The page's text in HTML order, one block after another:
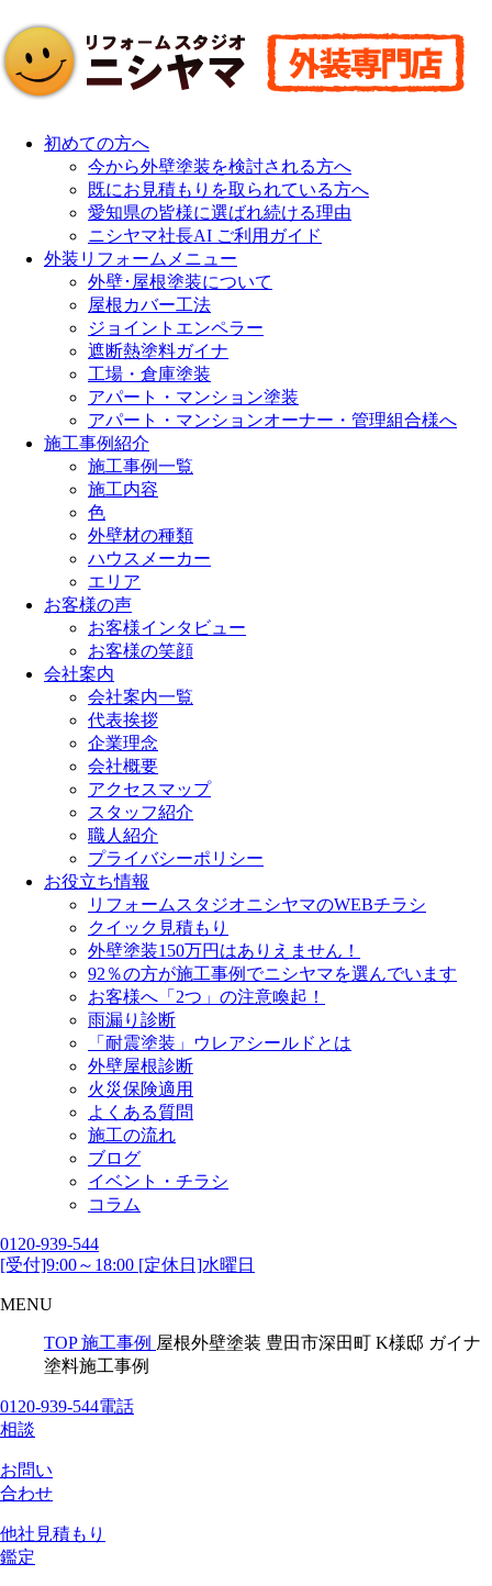
初めての方へ
今から外壁塗装を検討される方へ
既にお見積もりを取られている方へ
愛知県の皆様に選ばれ続ける理由
ニシヤマ社長AI ご利用ガイド
外装リフォームメニュー
外壁･屋根塗装について
屋根カバー工法
ジョイントエンペラー
遮断熱塗料ガイナ
工場・倉庫塗装
アパート・マンション塗装
アパート・マンションオーナー・管理組合様へ
施工事例紹介
施工事例一覧
施工内容
色
外壁材の種類
ハウスメーカー
エリア
お客様の声
お客様インタビュー
お客様の笑顔
会社案内
会社案内一覧
代表挨拶
企業理念
会社概要
アクセスマップ
スタッフ紹介
職人紹介
プライバシーポリシー
お役立ち情報
リフォームスタジオニシヤマのWEBチラシ
クイック見積もり
外壁塗装150万円はありえません！
92％の方が施工事例でニシヤマを選んでいます
お客様へ「2つ」の注意喚起！
雨漏り診断
「耐震塗装」ウレアシールドとは
外壁屋根診断
火災保険適用
よくある質問
施工の流れ
ブログ
イベント・チラシ
コラム
0120-939-544
[受付]9:00～18:00 [定休日]水曜日
MENU
TOP 施工事例 屋根外壁塗装 豊田市深田町 K様邸 ガイナ
塗料施工事例
0120-939-544電話
相談
お問い
合わせ
他社見積もり
鑑定